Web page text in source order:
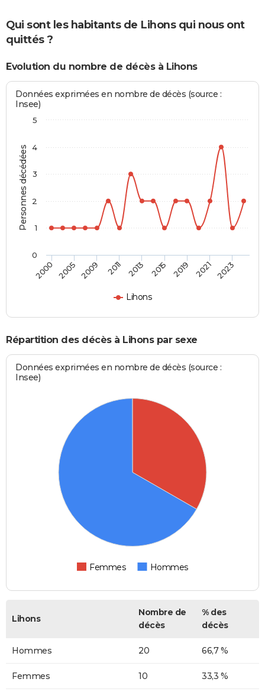
Qui sont les habitants de Lihons qui nous ont
quittés ?
Evolution du nombre de décès à Lihons
Personnes décédées
Données exprimées en nombre de décès (source :
Insee)
Lihons
2000 2005 2009 2011 2013 2015 2019 2021 2023
0
1
2
3
4
5
Répartition des décès à Lihons par sexe
Données exprimées en nombre de décès (source :
Insee)
Femmes Hommes
Lihons
Nombre de
décès
% des
décès
Hommes 20 66,7 %
Femmes 10 33,3 %